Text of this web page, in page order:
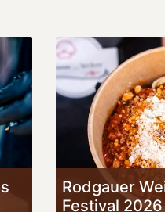
Rodgauer
Festival 2026